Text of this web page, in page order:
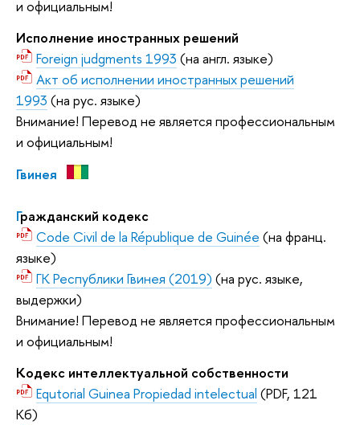
и официальным!
Исполнение иностранных решений
Foreign judgments 1993 (на англ. языке)
Акт об исполнении иностранных решений
1993 (на рус. языке)
Внимание! Перевод не является профессиональным
и официальным!
Гвинея
Гражданский кодекс
Code Civil de la République de Guinée (на франц.
языке)
ГК Республики Гвинея (2019) (на рус. языке,
выдержки)
Внимание! Перевод не является профессиональным
и официальным!
Кодекс интеллектуальной собственности
Equtorial Guinea Propiedad intelectual (PDF, 121
Кб)